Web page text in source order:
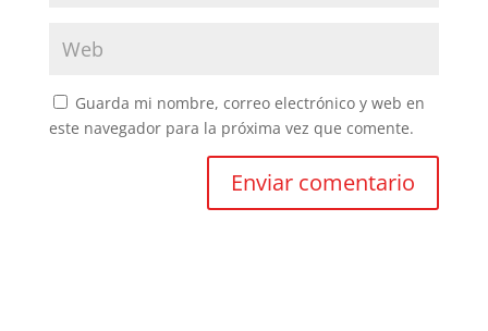
Guarda mi nombre, correo electrónico y web en
este navegador para la próxima vez que comente.